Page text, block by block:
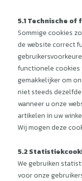
5.1 Technische
Sommige cookies
de website correct
functionele cookies
gemakkelijker om
niet steeds
wanneer u onze
artikelen in uw
Wij mogen deze
5.2
We gebruiken
voor onze